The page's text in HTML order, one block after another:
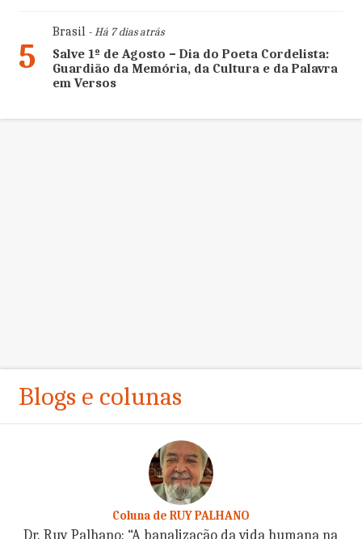
5
Brasil- Há 7 dias atrás
Salve 1º de Agosto – Dia do Poeta Cordelista:
Guardião da Memória, da Cultura e da Palavra
em Versos
Blogs e colunas
Coluna de RUY PALHANO
Dr. Ruy Palhano: “A banalização da vida humana na